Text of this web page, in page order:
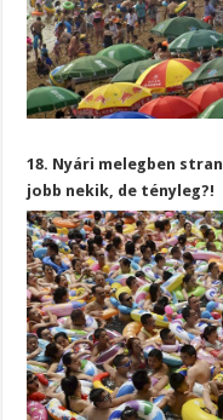
18. Nyári melegben
jobb nekik, de tényleg?!